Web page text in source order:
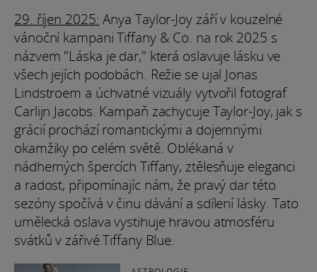
29. říjen 2025: Anya Taylor-Joy září v kouzelné
vánoční kampani Tiffany & Co. na rok 2025 s
názvem "Láska je dar," která oslavuje lásku ve
všech jejích podobách. Režie se ujal Jonas
Lindstroem a úchvatné vizuály vytvořil fotograf
Carlijn Jacobs. Kampaň zachycuje Taylor-Joy, jak s
grácií prochází romantickými a dojemnými
okamžiky po celém světě. Oblékaná v
nádherných špercích Tiffany, ztělesňuje eleganci
a radost, připomínajíc nám, že pravý dar této
sezóny spočívá v činu dávání a sdílení lásky. Tato
umělecká oslava vystihuje hravou atmosféru
svátků v zářivé Tiffany Blue.